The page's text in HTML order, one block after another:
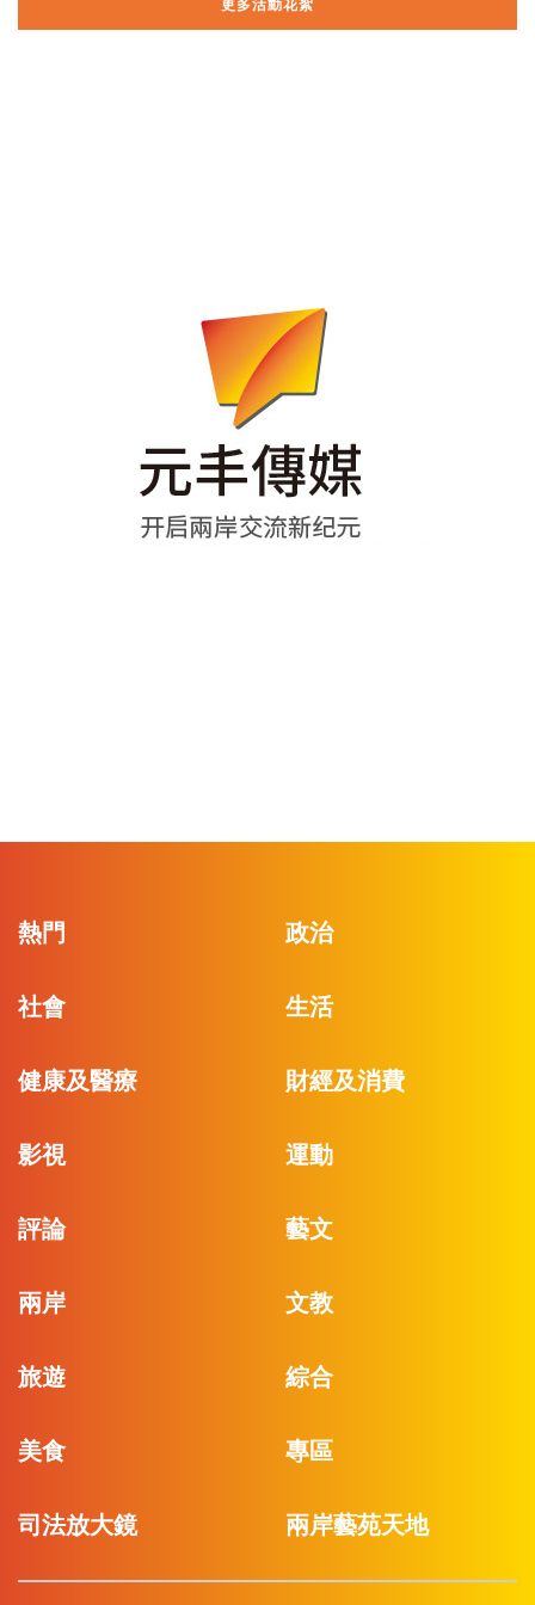
更多活動花絮
熱門 政治
社會 生活
健康及醫療 財經及消費
影視 運動
評論 藝文
兩岸 文教
旅遊 綜合
美食 專區
司法放大鏡 兩岸藝苑天地